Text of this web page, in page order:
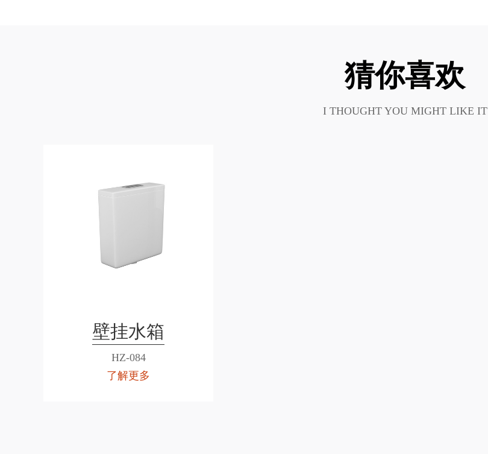
猜你喜欢
I THOUGHT YOU MIGHT LIKE IT
壁挂水箱
HZ-084
了解更多